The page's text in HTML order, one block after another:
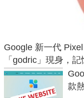
Google 新一代
「godric」現身，
款